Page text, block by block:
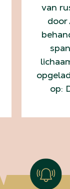
van
door
op: